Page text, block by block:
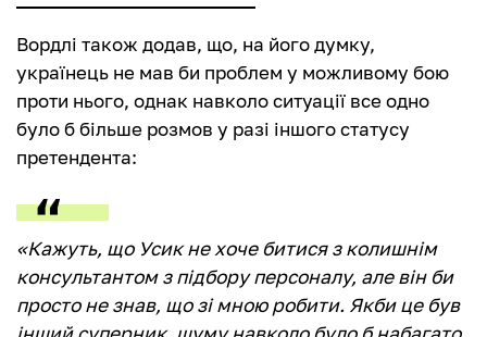
Вордлі також додав, що, на його думку,
українець не мав би проблем у можливому бою
проти нього, однак навколо ситуації все одно
було б більше розмов у разі іншого статусу
претендента:
«Кажуть, що Усик не хоче битися з колишнім
консультантом з підбору персоналу, але він би
просто не знав, що зі мною робити. Якби це був